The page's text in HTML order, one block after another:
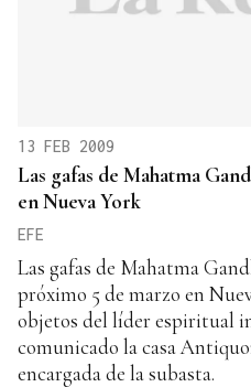
13 FEB 2009
Las gafas de Mahatma
en Nueva York
EFE
Las gafas de Mahatma
próximo 5 de marzo en
objetos del líder espiritual
comunicado la casa
encargada de la subasta.